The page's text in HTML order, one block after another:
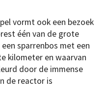
vormt ook een bezoek
één van de grote
sparrenbos met een
kilometer en waarvan
door de immense
de reactor is